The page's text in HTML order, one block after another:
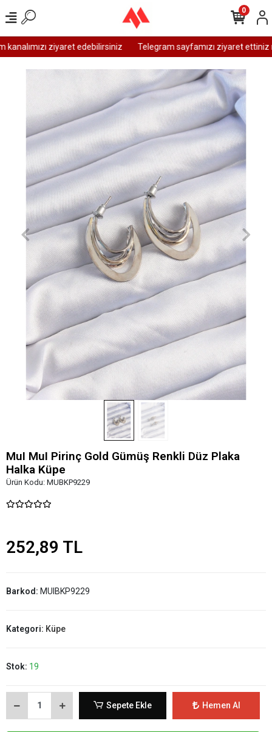
ziyaret edebilirsiniz Telegram sayfamızı ziyaret ettiniz
0
MuI MuI Pirinç Gold Gümüş Renkli Düz Plaka
Halka Küpe
Ürün Kodu: MUBKP9229
252,89 TL
Barkod: MUIBKP9229
Kategori: Küpe
Stok: 19
Sepete Ekle Hemen Al